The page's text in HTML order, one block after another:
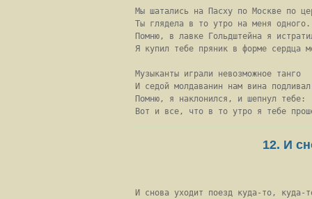
Мы шатались на Пасху по Москве по
Ты глядела в то утро на меня одного.
Помню, в лавке Гольдштейна я
Я купил тебе пряник в форме сердца
Музыканты играли невозможное танго
И седой молдаванин нам вина
Помню, я наклонился, и шепнул
Вот и все, что в то утро я тебе
12. И
И снова уходит поезд куда-то, куда-